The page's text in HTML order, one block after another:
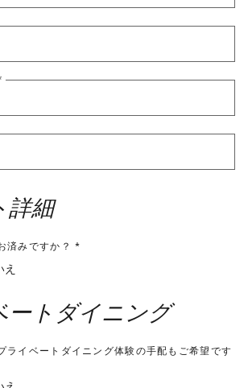
詳細
済みですか？ *
え
ートダイニング
ライベートダイニング体験の手配もご希望です